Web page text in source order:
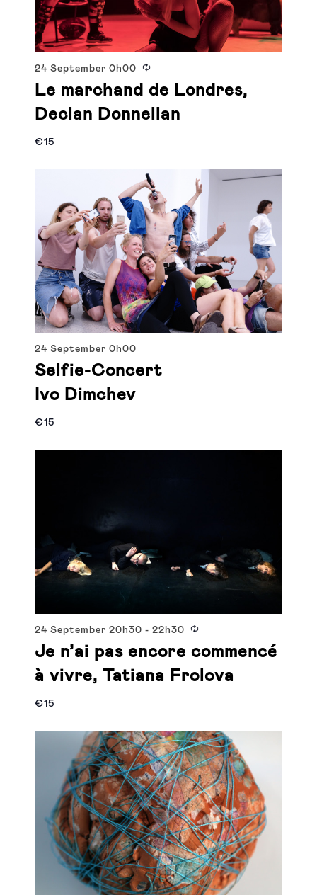
24 September0h00
Le marchand de Londres,
Declan Donnellan
€15
24 September0h00
Selfie-Concert
Ivo Dimchev
€15
24 September20h30-22h30
Je n’ai pas encore commencé
à vivre, Tatiana Frolova
€15